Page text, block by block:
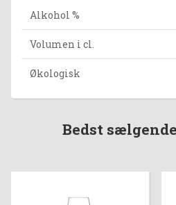
Alkohol %
Volumen i cl.
Økologisk
Bedst